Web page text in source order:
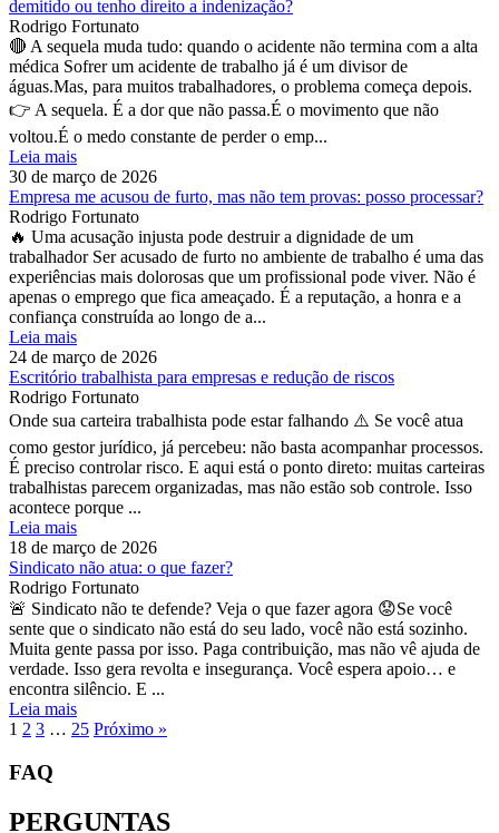
demitido ou tenho direito a indenização?
Rodrigo Fortunato
🔴 A sequela muda tudo: quando o acidente não termina com a alta
médica Sofrer um acidente de trabalho já é um divisor de
águas.Mas, para muitos trabalhadores, o problema começa depois.
👉 A sequela. É a dor que não passa.É o movimento que não
voltou.É o medo constante de perder o emp...
Leia mais
30 de março de 2026
Empresa me acusou de furto, mas não tem provas: posso processar?
Rodrigo Fortunato
🔥 Uma acusação injusta pode destruir a dignidade de um
trabalhador Ser acusado de furto no ambiente de trabalho é uma das
experiências mais dolorosas que um profissional pode viver. Não é
apenas o emprego que fica ameaçado. É a reputação, a honra e a
confiança construída ao longo de a...
Leia mais
24 de março de 2026
Escritório trabalhista para empresas e redução de riscos
Rodrigo Fortunato
Onde sua carteira trabalhista pode estar falhando ⚠️ Se você atua
como gestor jurídico, já percebeu: não basta acompanhar processos.
É preciso controlar risco. E aqui está o ponto direto: muitas carteiras
trabalhistas parecem organizadas, mas não estão sob controle. Isso
acontece porque ...
Leia mais
18 de março de 2026
Sindicato não atua: o que fazer?
Rodrigo Fortunato
🚨 Sindicato não te defende? Veja o que fazer agora 😟Se você
sente que o sindicato não está do seu lado, você não está sozinho.
Muita gente passa por isso. Paga contribuição, mas não vê ajuda de
verdade. Isso gera revolta e insegurança. Você espera apoio… e
encontra silêncio. E ...
Leia mais
1 2 3 … 25 Próximo »
FAQ
PERGUNTAS